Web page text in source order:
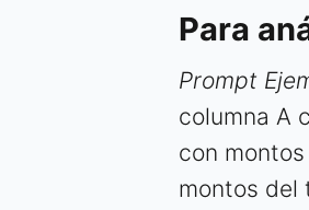
Para
Prompt
columna A
con
montos del